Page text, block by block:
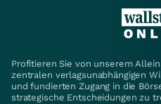
Profitieren Sie von unserem
zentralen verlagsunabhängigen
und fundierten Zugang in die
strategische Entscheidungen zu